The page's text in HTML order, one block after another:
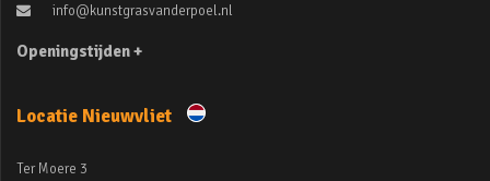
info@kunstgrasvanderpoel.nl
Openingstijden +
Locatie Nieuwvliet
Ter Moere 3